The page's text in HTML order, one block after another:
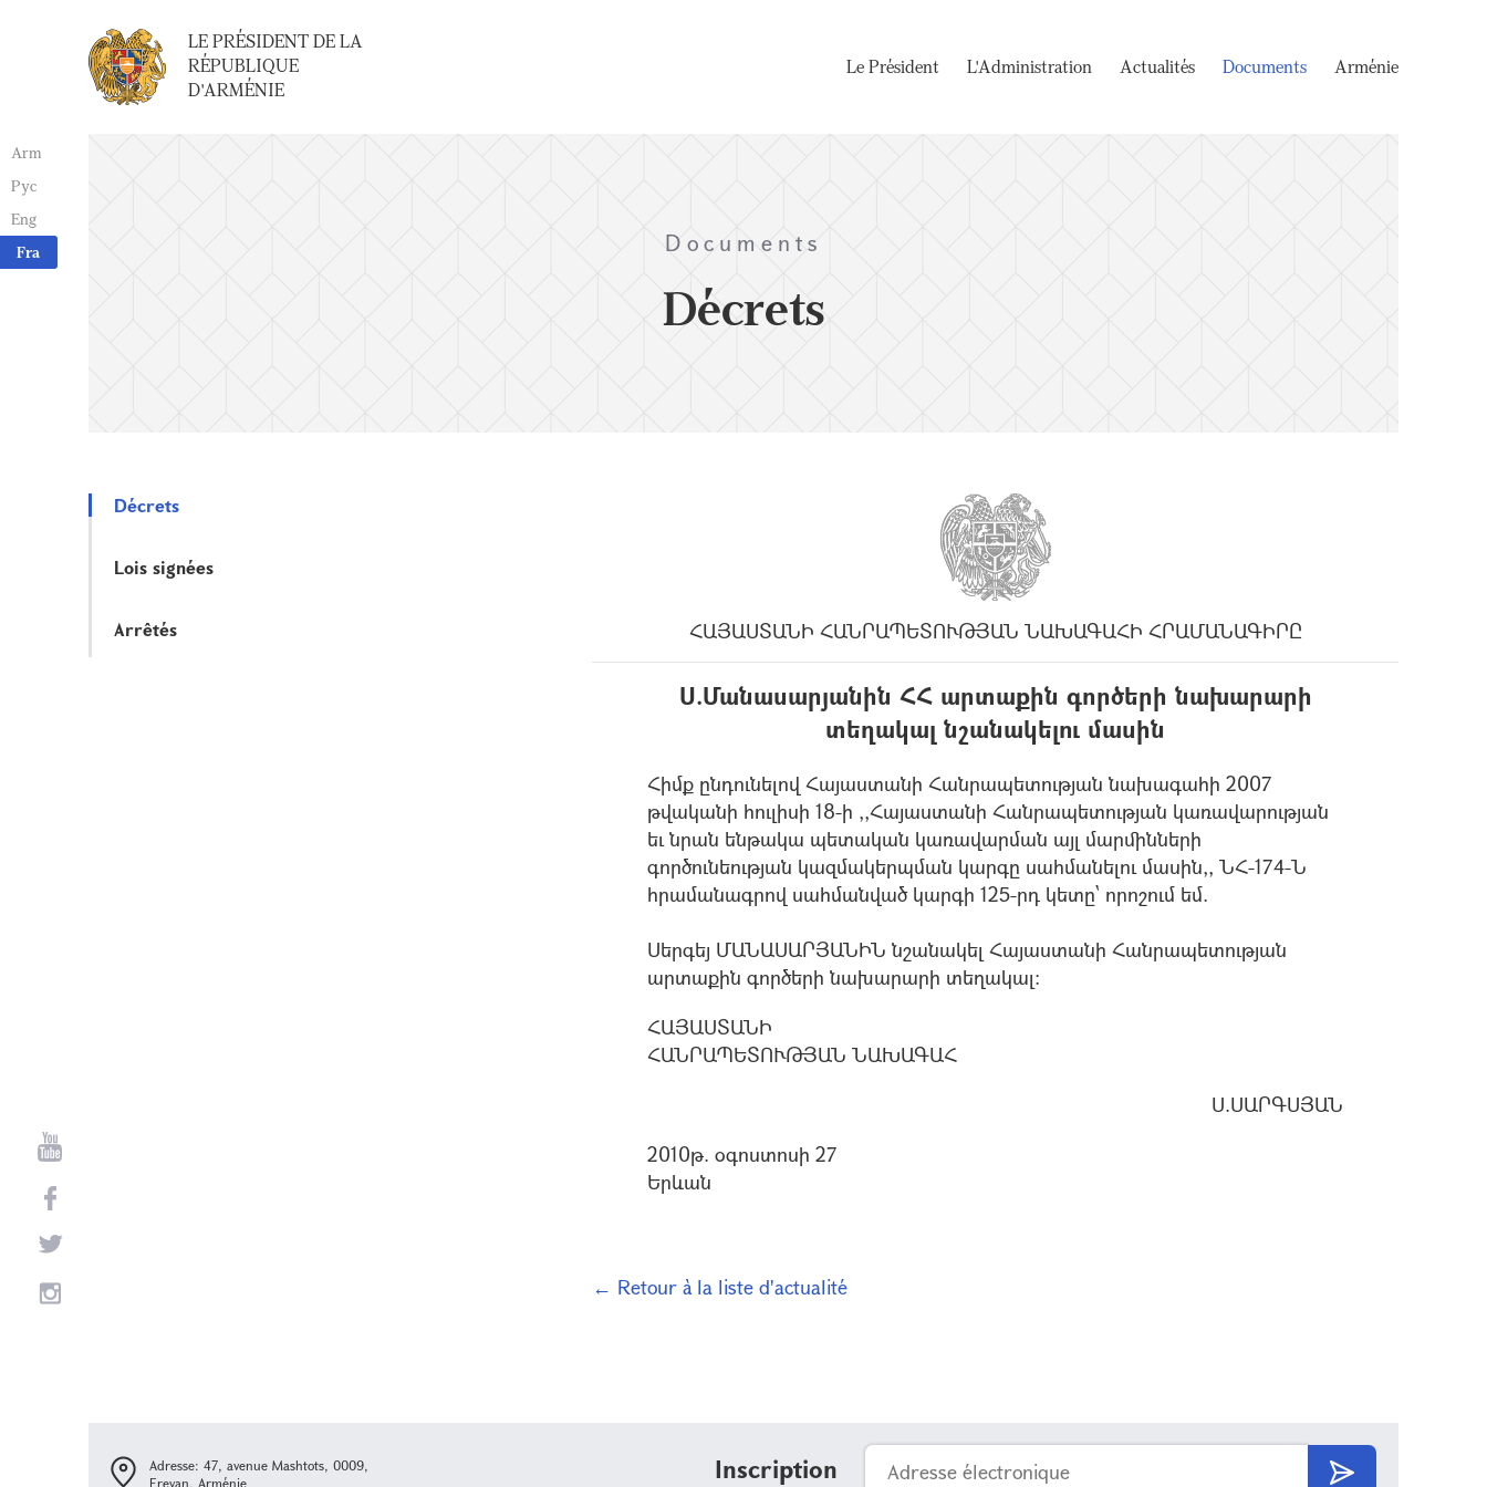
Arm
Рус
Eng
Fra
LE PRÉSIDENT DE LA
RÉPUBLIQUE
D'ARMÉNIE
Le Président L'Administration Actualités Documents Arménie
Documents
Décrets
Décrets
Lois signées
Arrêtés ՀԱՅԱՍՏԱՆԻ ՀԱՆՐԱՊԵՏՈՒԹՅԱՆ ՆԱԽԱԳԱՀԻ ՀՐԱՄԱՆԱԳԻՐԸ
Ս.Մանասարյանին ՀՀ արտաքին գործերի նախարարի
տեղակալ նշանակելու մասին
Հիմք ընդունելով Հայաստանի Հանրապետության նախագահի 2007
թվականի հուլիսի 18-ի ,,Հայաստանի Հանրապետության կառավարության
եւ նրան ենթակա պետական կառավարման այլ մարմինների
գործունեության կազմակերպման կարգը սահմանելու մասին,, ՆՀ-174-Ն
հրամանագրով սահմանված կարգի 125-րդ կետը` որոշում եմ.
Սերգեյ ՄԱՆԱՍԱՐՅԱՆԻՆ նշանակել Հայաստանի Հանրապետության
արտաքին գործերի նախարարի տեղակալ:
ՀԱՅԱՍՏԱՆԻ
ՀԱՆՐԱՊԵՏՈՒԹՅԱՆ ՆԱԽԱԳԱՀ
Ս.ՍԱՐԳՍՅԱՆ
2010թ. օգոստոսի 27
Երևան
← Retour à la liste d'actualité
Inscription
Adresse: 47, avenue Mashtots, 0009,
Erevan, Arménie